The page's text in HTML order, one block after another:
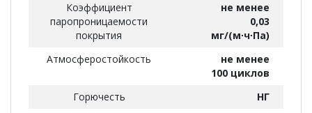
Коэффициент
паропроницаемости
покрытия
не менее
0,03
мг/(м∙ч∙Па)
Атмосферостойкость
не менее
100 циклов
Горючесть
НГ